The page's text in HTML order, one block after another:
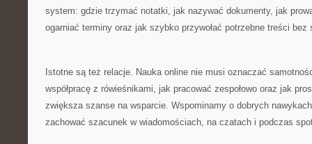
system: gdzie trzymać notatki, jak nazywać dokumenty, jak
ogarniać terminy oraz jak szybko przywołać potrzebne treści bez
Istotne są też relacje. Nauka online nie musi oznaczać
współpracę z rówieśnikami, jak pracować zespołowo oraz jak
zwiększa szanse na wsparcie. Wspominamy o dobrych
zachować szacunek w wiadomościach, na czatach i podczas